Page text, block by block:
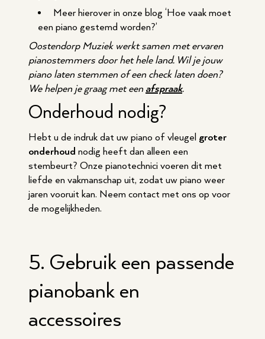
Meer hierover in onze blog ‘Hoe vaak moet
een piano gestemd worden?’
Oostendorp Muziek werkt samen met ervaren
pianostemmers door het hele land. Wil je jouw
piano laten stemmen of een check laten doen?
We helpen je graag met een afspraak.
Onderhoud nodig?
Hebt u de indruk dat uw piano of vleugel groter
onderhoud nodig heeft dan alleen een
stembeurt? Onze pianotechnici voeren dit met
liefde en vakmanschap uit, zodat uw piano weer
jaren vooruit kan. Neem contact met ons op voor
de mogelijkheden.
5. Gebruik een passende
pianobank en
accessoires